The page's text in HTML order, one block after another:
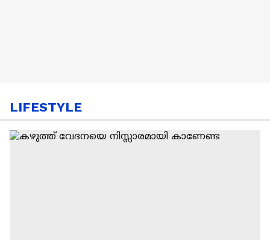
LIFESTYLE